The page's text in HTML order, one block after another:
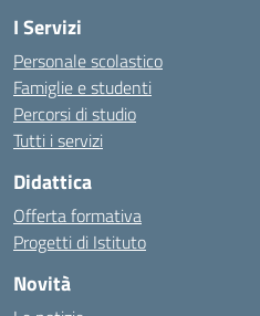
I Servizi
Personale scolastico
Famiglie e studenti
Percorsi di studio
Tutti i servizi
Didattica
Offerta formativa
Progetti di Istituto
Novità